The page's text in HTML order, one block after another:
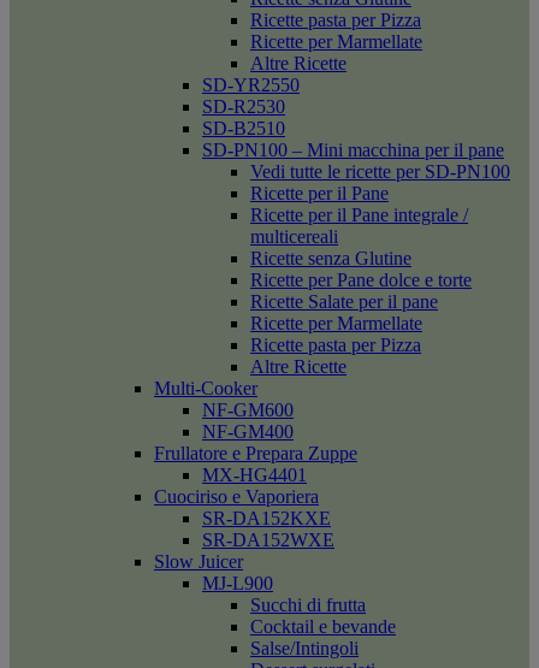
Ricette pasta per Pizza
Ricette per Marmellate
Altre Ricette
SD-YR2550
SD-R2530
SD-B2510
SD-PN100 – Mini macchina per il pane
Vedi tutte le ricette per SD-PN100
Ricette per il Pane
Ricette per il Pane integrale /
multicereali
Ricette senza Glutine
Ricette per Pane dolce e torte
Ricette Salate per il pane
Ricette per Marmellate
Ricette pasta per Pizza
Altre Ricette
Multi-Cooker
NF-GM600
NF-GM400
Frullatore e Prepara Zuppe
MX-HG4401
Cuociriso e Vaporiera
SR-DA152KXE
SR-DA152WXE
Slow Juicer
MJ-L900
Succhi di frutta
Cocktail e bevande
Salse/Intingoli